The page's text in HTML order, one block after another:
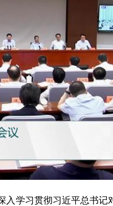
学习贯彻习近平总书记